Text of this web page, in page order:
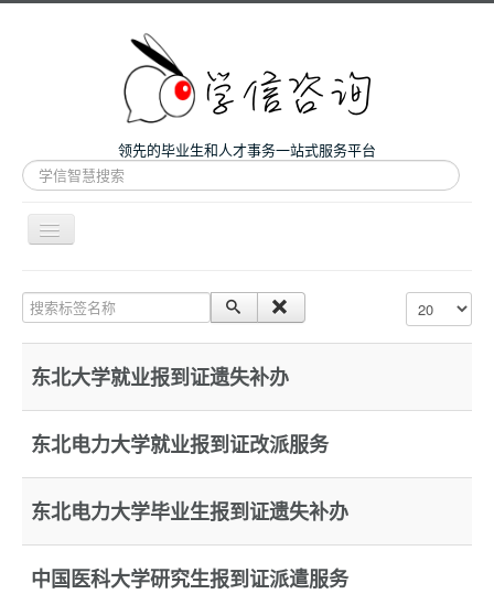
领先的毕业生和人才事务一站式服务平台
站
内
搜
导
航
关
微咨询
案例
搜索标签名称 每页显示条数
东北大学就业报到证遗失补办
东北电力大学就业报到证改派服务
东北电力大学毕业生报到证遗失补办
中国医科大学研究生报到证派遣服务